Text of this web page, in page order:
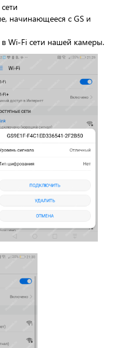
начинающееся с GS и
Wi-Fi сети нашей камеры.